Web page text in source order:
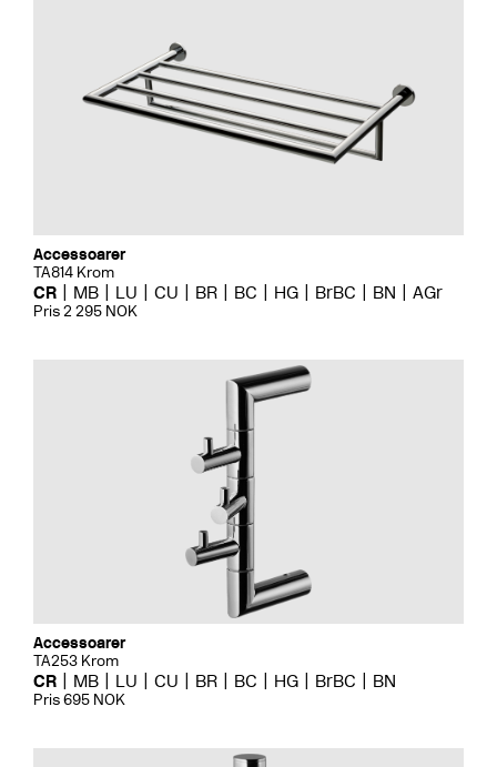
Accessoarer
TA814 Krom
CR MB LU CU BR BC HG BrBC BN AGr
Pris 2 295 NOK
Accessoarer
TA253 Krom
CR MB LU CU BR BC HG BrBC BN
Pris 695 NOK